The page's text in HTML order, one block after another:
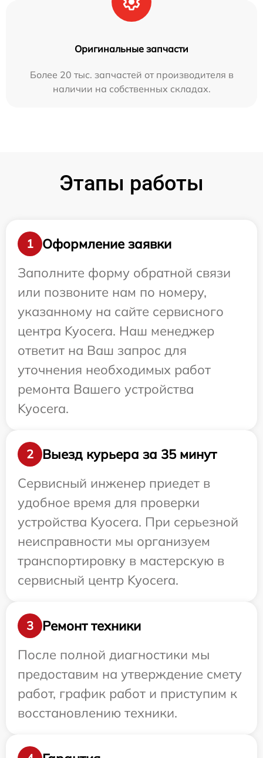
Оригинальные запчасти
Более 20 тыс. запчастей от производителя в
наличии на собственных складах.
Этапы работы
1
Оформление заявки
Заполните форму обратной связи
или позвоните нам по номеру,
указанному на сайте сервисного
центра Kyocera. Наш менеджер
ответит на Ваш запрос для
уточнения необходимых работ
ремонта Вашего устройства
Kyocera.
2
Выезд курьера за 35 минут
Сервисный инженер приедет в
удобное время для проверки
устройства Kyocera. При серьезной
неисправности мы организуем
транспортировку в мастерскую в
сервисный центр Kyocera.
3
Ремонт техники
После полной диагностики мы
предоставим на утверждение смету
работ, график работ и приступим к
восстановлению техники.